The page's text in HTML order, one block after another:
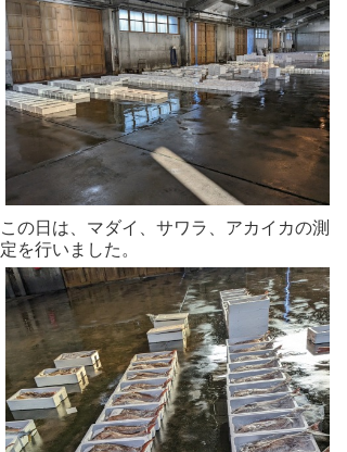
この日は、マダイ、サワラ、アカイカの測
定を行いました。